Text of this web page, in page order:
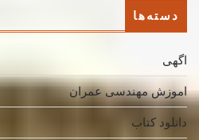
دسته‌ها
اگهی
اموزش مهندسی عمران
دانلود کتاب